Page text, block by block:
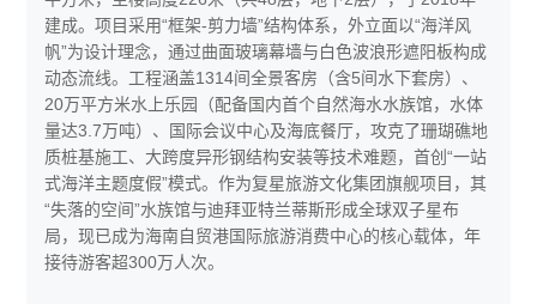
建成。项目采用“框架-剪力墙”结构体系，外立面以“海洋风
帆”为设计理念，通过曲面玻璃幕墙与白色波浪形遮阳板构成
动态流线。工程涵盖1314间全景客房（含5间水下套房）、
20万平方米水上乐园（配备国内首个自然海水水族馆，水体
量达3.7万吨）、国际会议中心及海底餐厅，攻克了珊瑚礁地
质桩基施工、大跨度异形钢结构安装等技术难题，首创“一站
式海洋主题度假”模式。作为复星旅游文化集团旗舰项目，其
“失落的空间”水族馆与迪拜亚特兰蒂斯形成全球双子星布
局，现已成为海南自贸港国际旅游消费中心的核心载体，年
接待游客超300万人次。